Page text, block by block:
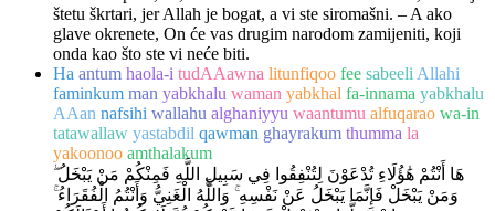
štetu škrtari, jer Allah je bogat, a vi ste siromašni. – A ako
glave okrenete, On će vas drugim narodom zamijeniti, koji
onda kao što ste vi neće biti.
Ha antum haola-i tudAAawna litunfiqoo fee sabeeli Allahi
faminkum man yabkhalu waman yabkhal fa-innama yabkhalu
AAan nafsihi wallahu alghaniyyu waantumu alfuqarao wa-in
tatawallaw yastabdil qawman ghayrakum thumma la
yakoonoo amthalakum
هَا أَنْتُمْ هَٰؤُلَاءِ تُدْعَوْنَ لِتُنْفِقُوا فِي سَبِيلِ اللَّهِ فَمِنْكُمْ مَنْ يَبْخَلُ ۖ
وَمَنْ يَبْخَلْ فَإِنَّمَا يَبْخَلُ عَنْ نَفْسِهِ ۚ وَاللَّهُ الْغَنِيُّ وَأَنْتُمُ الْفُقَرَاءُ ۚ